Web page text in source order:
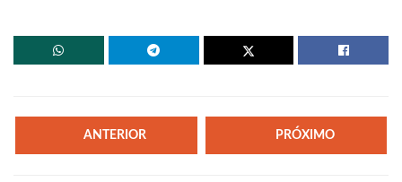
ANTERIOR PRÓXIMO